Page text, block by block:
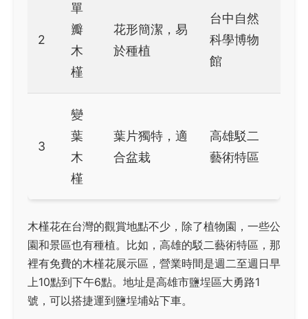
2
單
瓣
木
槿
花形簡潔，易
於種植
台中自然
科學博物
館
3
變
葉
木
槿
葉片獨特，適
合盆栽
高雄駁二
藝術特區
木槿花在台灣的觀賞地點不少，除了植物園，一些公
園和景區也有種植。比如，高雄的駁二藝術特區，那
裡有免費的木槿花展示區，營業時間是週二至週日早
上10點到下午6點。地址是高雄市鹽埕區大勇路1
號，可以搭捷運到鹽埕埔站下車。